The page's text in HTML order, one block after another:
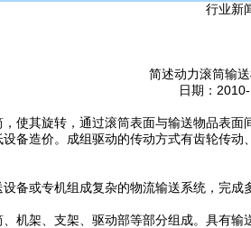
行业新
简述动力滚筒输
日期：
其旋转，通过滚筒表面与输送物品表面
备造价。成组驱动的传动方式有齿轮传
或专机组成复杂的物流输送系统，完成
架、支架、驱动部等部分组成。具有输